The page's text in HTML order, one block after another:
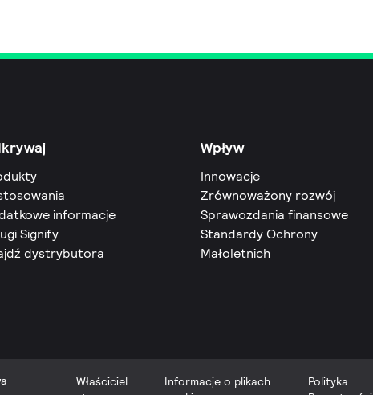
informacje
Signify
dystrybutora
Wpływ
Innowacje
Zrównoważony rozwój
Sprawozdania finansowe
Standardy Ochrony
Małoletnich
Właściciel
Informacje o plikach
Polityka